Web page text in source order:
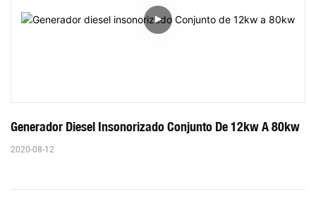
Generador Diesel Insonorizado Conjunto De 12kw A 80kw
2020-08-12